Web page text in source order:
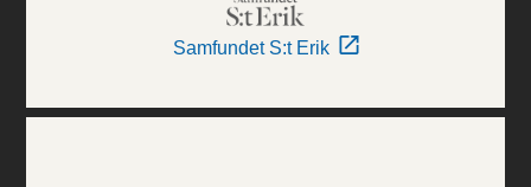
Samfundet S:t Erik